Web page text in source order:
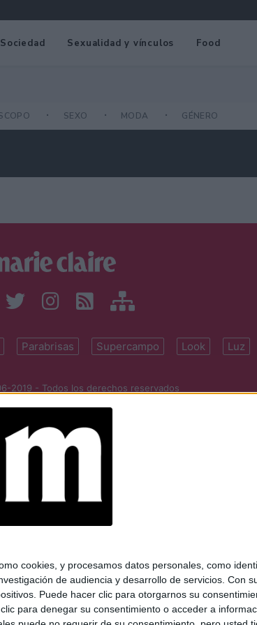
cookies, y procesamos datos personales, como
de audiencia y desarrollo de servicios. Con
Puede hacer clic para otorgarnos su
para denegar su consentimiento o acceder a
Sociedad Sexualidad y vínculos Food
SEXO MODA GÉNERO
Parabrisas Supercampo Look Luz
2019 - Todos los derechos reservados
| Propietario: Diario Perfil S.A.